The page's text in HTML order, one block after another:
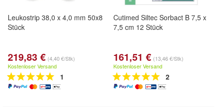
Leukostrip 38,0 x 4,0 mm 50x8
Stück
219,83 € (4,40 €/Stk)
Kostenloser Versand
1
Cutimed Siltec Sorbact B 7,5 x
7,5 cm 12 Stück
161,51 € (13,46 €/Stk)
Kostenloser Versand
2